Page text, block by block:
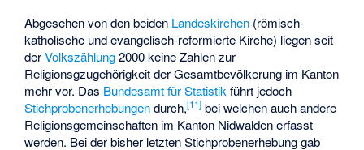
Abgesehen von den beiden Landeskirchen (römisch-
katholische und evangelisch-reformierte Kirche) liegen seit
derVolkszählung2000 keine Zahlen zur
Religionsgzugehörigkeit der Gesamtbevölkerung im Kanton
mehr vor. Das Bundesamt für Statistik führt jedoch
Stichprobenerhebungendurch,[11] bei welchen auch andere
Religionsgemeinschaften im Kanton Nidwalden erfasst
werden. Bei der bisher letzten Stichprobenerhebung gab